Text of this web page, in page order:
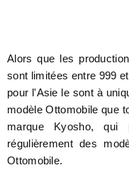
Alors que les
sont limitées entre 999
pour l'Asie le sont à
modèle Ottomobile que
marque Kyosho, qui
régulièrement des
Ottomobile.